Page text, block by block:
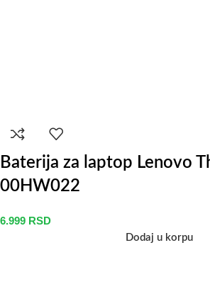
Baterija za laptop Lenovo
00HW022
6.999 RSD
Dodaj u korpu